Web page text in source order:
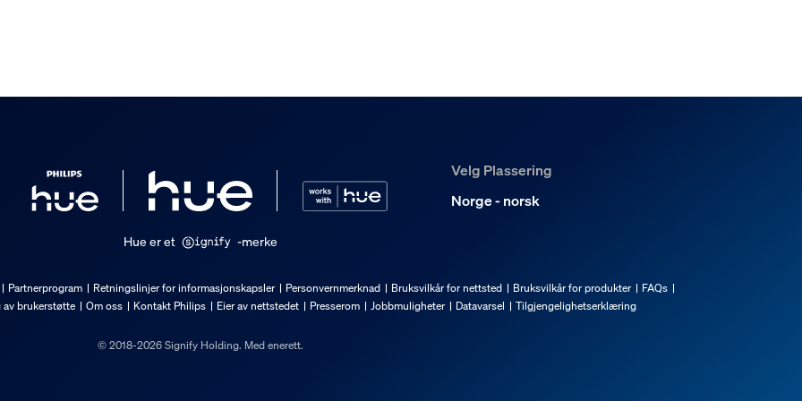
følger med.
bruke en spotlight med transformatoren min?
Philips Hue-oppsett med Bluetooth-styring?
Velg Plassering
Norge - norsk
Hue er et -merke
Partnerprogram Retningslinjer for informasjonskapsler Personvernmerknad Bruksvilkår for nettsted Bruksvilkår for produkter
FAQs
brukerstøtte Om oss Kontakt Philips Eier av nettstedet Presserom Jobbmuligheter Datavarsel Tilgjengelighetserklæring
© 2018-2026 Signify Holding. Med enerett.